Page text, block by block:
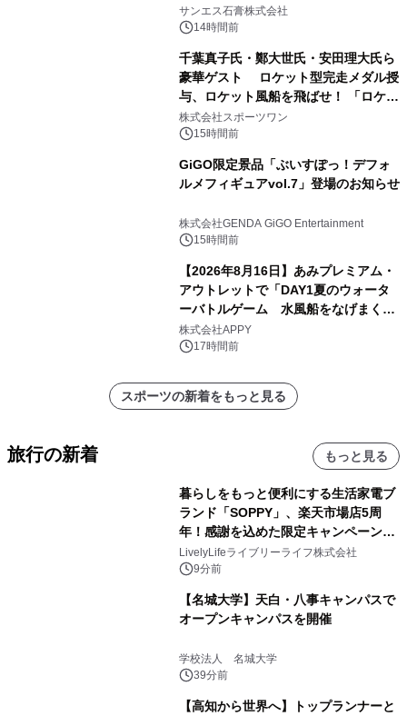
れました。
サンエス石膏株式会社
14時間前
千葉真子氏・鄭大世氏・安田理大氏ら
豪華ゲスト ロケット型完走メダル授
与、ロケット風船を飛ばせ！ 「ロケッ
トマラソン2026」開催
株式会社スポーツワン
15時間前
GiGO限定景品「ぶいすぽっ！デフォ
ルメフィギュアvol.7」登場のお知らせ
株式会社GENDA GiGO Entertainment
15時間前
【2026年8月16日】あみプレミアム・
アウトレットで「DAY1夏のウォータ
ーバトルゲーム 水風船をなげまくろ
う！」を開催
株式会社APPY
17時間前
スポーツの新着をもっと見る
旅行の新着 もっと見る
暮らしをもっと便利にする生活家電ブ
ランド「SOPPY」、楽天市場店5周
年！感謝を込めた限定キャンペーンを
8月10日より開催
LivelyLifeライブリーライフ株式会社
9分前
【名城大学】天白・八事キャンパスで
オープンキャンパスを開催
学校法人 名城大学
39分前
【高知から世界へ】トップランナーと